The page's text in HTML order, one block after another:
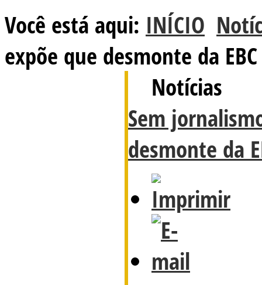
Você está aqui: INÍCIO
expõe que desmonte da
Notícias
Sem
desmonte da